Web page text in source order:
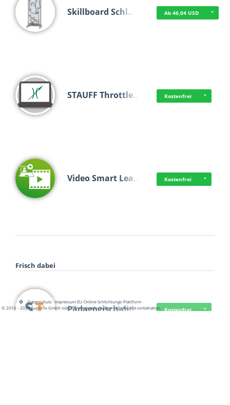
Skillboard Schl… Ab 46,04 USD
STAUFF Throttle… Kostenfrei
Video Smart Lea… Kostenfrei
Frisch dabei
Pädagogisch-did… Kostenfrei
· · ·Datenschutz·Impressum EU-Online-Schlichtungs-Plattform·
© 2016 - 2026 SupraTix GmbH oder Partnergesellschaften - Alle Rechte vorbehalten.